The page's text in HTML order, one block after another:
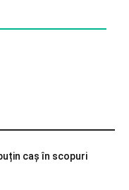
caș în scopuri